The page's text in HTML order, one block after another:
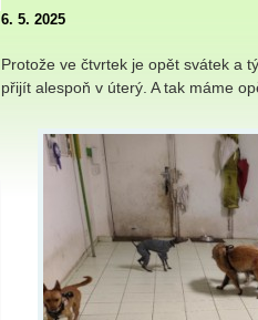
6. 5. 2025
Protože ve čtvrtek je opět svátek a
přijít alespoň v úterý. A tak máme